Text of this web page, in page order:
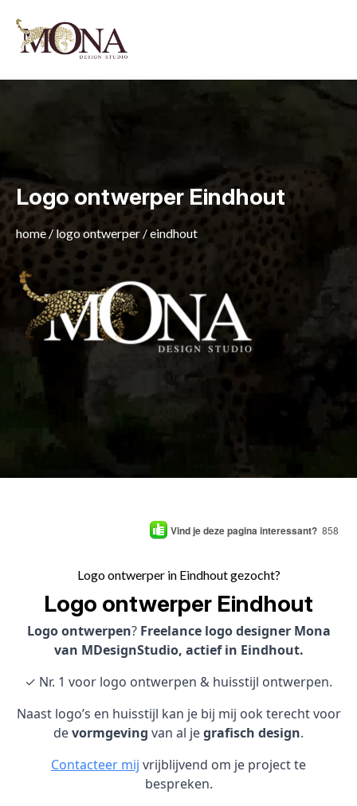
Logo ontwerper Eindhout
home /logo ontwerper /eindhout
Vind je deze pagina interessant? 858
Logo ontwerper in Eindhout gezocht?
Logo ontwerper Eindhout
Logo ontwerpen? Freelance logo designer Mona
van MDesignStudio, actief in Eindhout.
✓ Nr. 1 voor logo ontwerpen & huisstijl ontwerpen.
Naast logo’s en huisstijl kan je bij mij ook terecht voor
devormgeving van al jegrafisch design.
Contacteer mij vrijblijvend om je project te
bespreken.